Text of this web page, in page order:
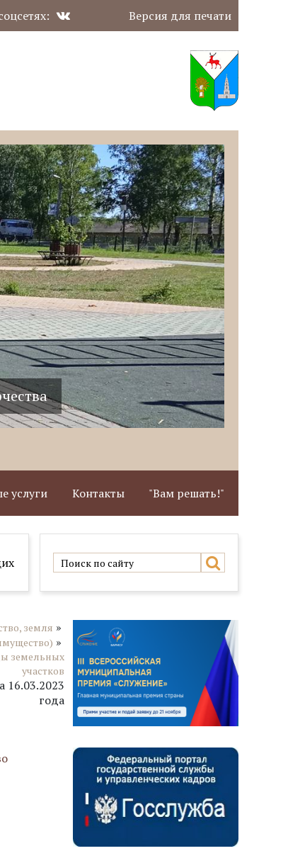
Версия для печати
услуги Контакты "Вам решать!"
земля »
»
земельных
участков
16.03.2023
года